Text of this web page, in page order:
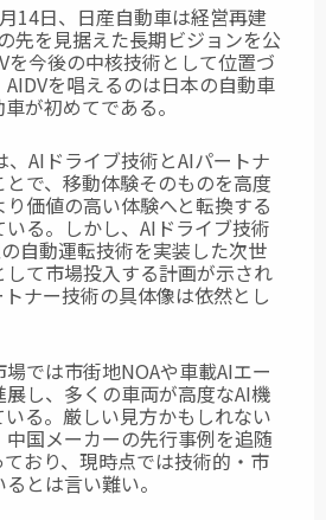
14日、日産自動車は経営再建
先を見据えた長期ビジョンを公
を今後の中核技術として位置づ
を唱えるのは日本の自動車
が初めてである。
、AIドライブ技術とAIパートナ
で、移動体験そのものを高度
価値の高い体験へと転換する
る。しかし、AIドライブ技術
自動運転技術を実装した次世
て市場投入する計画が示され
ナー技術の具体像は依然とし
では市街地NOAや車載AIエー
し、多くの車両が高度なAI機
る。厳しい見方かもしれない
国メーカーの先行事例を追随
おり、現時点では技術的・市
とは言い難い。